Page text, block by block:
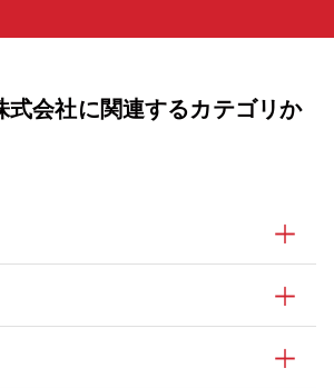
式会社に関連するカテゴリか